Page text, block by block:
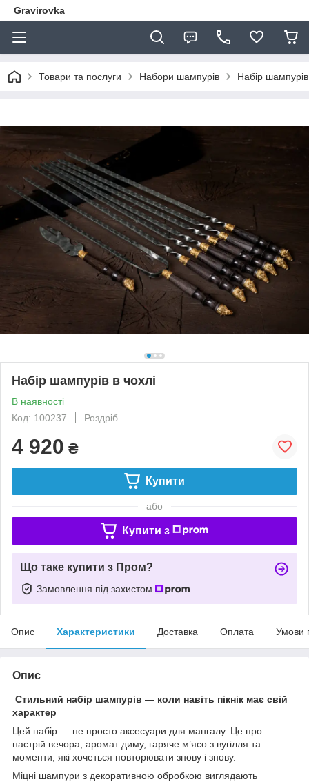
Gravirovka
Товари та послуги Набори шампурів Набір шампурів
Набір шампурів в чохлі
В наявності
Код: 100237
Роздріб
4 920 ₴
Купити
або
Купити з
Що таке купити з Пром?
Замовлення під захистом
Опис Характеристики Доставка Оплата Умови
Опис
Стильний набір шампурів — коли навіть пікнік має свій
характер
Цей набір — не просто аксесуари для мангалу. Це про
настрій вечора, аромат диму, гаряче м’ясо з вугілля та
моменти, які хочеться повторювати знову і знову.
Міцні шампури з декоративною обробкою виглядають